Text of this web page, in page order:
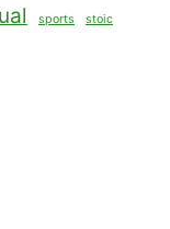
sports stoic